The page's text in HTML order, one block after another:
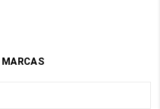
MARCAS